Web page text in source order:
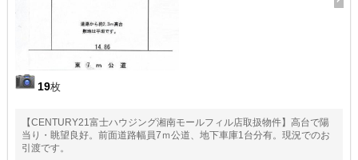
19枚
【CENTURY21富士ハウジング湘南モールフィル店取扱物件】高台で陽
当り・眺望良好。前面道路幅員7ｍ公道、地下車庫1台分有。現況でのお
引渡です。